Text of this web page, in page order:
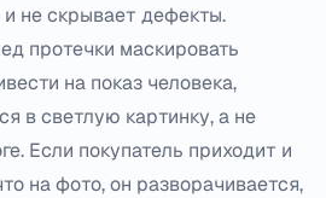
не скрывает дефекты.
протечки маскировать
на показ человека,
в светлую картинку, а не
Если покупатель приходит и
на фото, он разворачивается,